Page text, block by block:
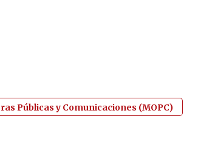
Públicas y Comunicaciones (MOPC)